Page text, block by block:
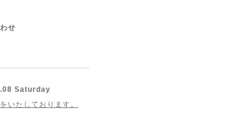
せ
Saturday
いたしております。